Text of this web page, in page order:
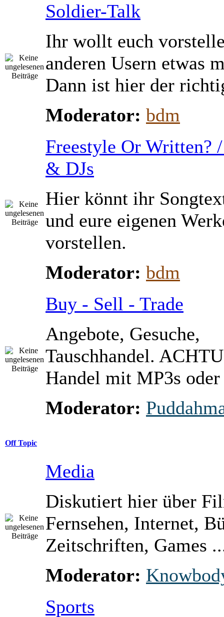
Soldier-Talk
Ihr wollt euch
anderen Usern etwas
Dann ist hier der
Moderator: bdm
Freestyle Or Written?
& DJs
Hier könnt ihr
und eure eigenen
vorstellen.
Moderator: bdm
Buy - Sell - Trade
Angebote, Gesuche,
Tauschhandel.
Handel mit MP3s
Moderator:
Off Topic
Media
Diskutiert hier über
Fernsehen, Internet,
Zeitschriften, Games
Moderator:
Sports